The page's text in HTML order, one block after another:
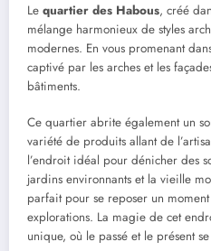
Le quartier des Habous, créé
mélange harmonieux de styles
modernes. En vous promenant
captivé par les arches et les
bâtiments.
Ce quartier abrite également un
variété de produits allant de
l’endroit idéal pour dénicher des
jardins environnants et la vieille
parfait pour se reposer un
explorations. La magie de cet
unique, où le passé et le présent